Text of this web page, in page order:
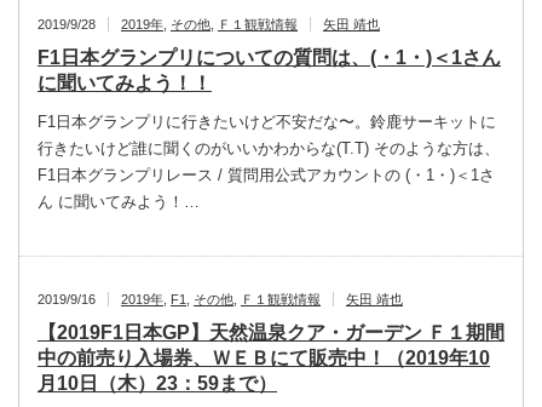
2019/9/28 2019年 その他 Ｆ１観戦情報 矢田 靖也
F1日本グランプリについての質問は、(・1・)＜1さん
に聞いてみよう！！
F1日本グランプリに行きたいけど不安だな〜。鈴鹿サーキットに
行きたいけど誰に聞くのがいいかわからな(T.T) そのような方は、
F1日本グランプリレース / 質問用公式アカウントの (・1・)＜1さ
ん に聞いてみよう！…
2019/9/16 2019年 F1 その他 Ｆ１観戦情報 矢田 靖也
【2019F1日本GP】天然温泉クア・ガーデン Ｆ１期間
中の前売り入場券、ＷＥＢにて販売中！（2019年10
月10日（木）23：59まで）